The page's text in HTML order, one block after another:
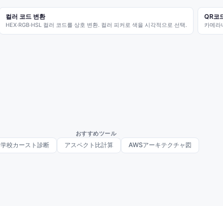
컬러 코드 변환
HEX·RGB·HSL 컬러 코드를 상호 변환. 컬러 피커로 색을 시각적으로 선택.
QR코
카메라
おすすめツール
学校カースト診断 アスペクト比計算 AWSアーキテクチャ図